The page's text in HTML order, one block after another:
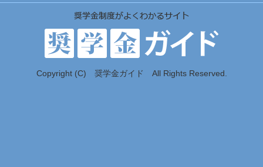
Copyright (C) 奨学金ガイド All Rights Reserved.